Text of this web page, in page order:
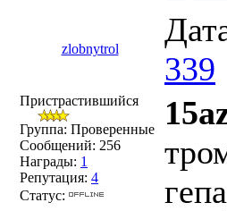
zlobnytrol
339
Пристрастившийся
Группа: Проверенные
Сообщений: 256
Награды: 1
Репутация: 4
Статус: